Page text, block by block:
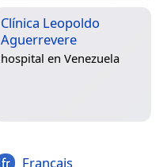
Clínica Leopoldo
Aguerrevere
hospital en Venezuela
Français